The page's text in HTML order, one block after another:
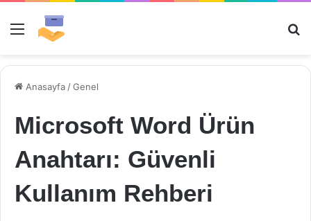
Menü
Anasayfa /Genel
Microsoft Word Ürün
Anahtarı: Güvenli
Kullanım Rehberi